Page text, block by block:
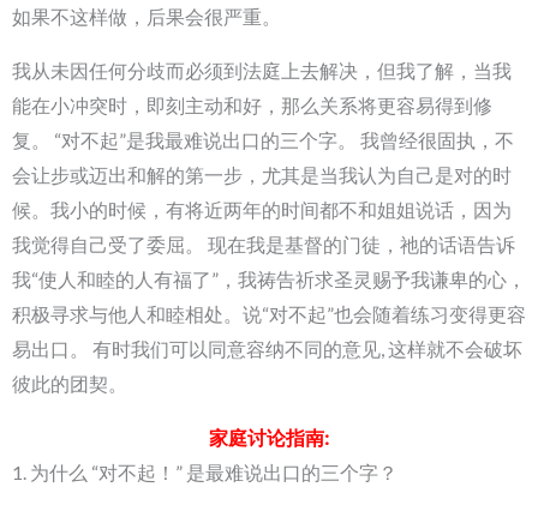
如果不这样做，后果会很严重。
我从未因任何分歧而必须到法庭上去解决，但我了解，当我
能在小冲突时，即刻主动和好，那么关系将更容易得到修
复。 “对不起”是我最难说出口的三个字。 我曾经很固执，不
会让步或迈出和解的第一步，尤其是当我认为自己是对的时
候。我小的时候，有将近两年的时间都不和姐姐说话，因为
我觉得自己受了委屈。 现在我是基督的门徒，祂的话语告诉
我“使人和睦的人有福了”，我祷告祈求圣灵赐予我谦卑的心，
积极寻求与他人和睦相处。说“对不起”也会随着练习变得更容
易出口。 有时我们可以同意容纳不同的意见, 这样就不会破坏
彼此的团契。
家庭讨论指南:
1. 为什么 “对不起！” 是最难说出口的三个字？